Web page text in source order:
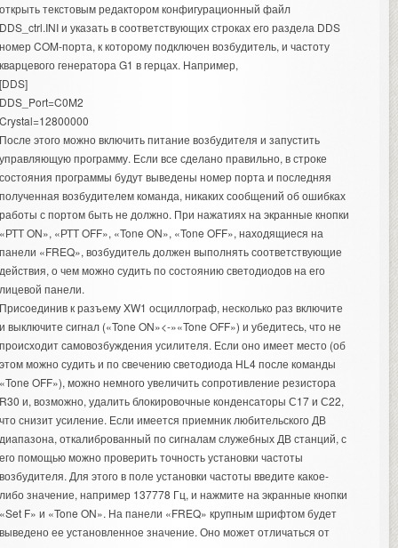
текстовым редактором конфигурационный файл
и указать в соответствующих строках его раздела DDS
COM-порта, к которому подключен возбудитель, и частоту
генератора G1 в герцах. Например,
этого можно включить питание возбудителя и запустить
программу. Если все сделано правильно, в строке
программы будут выведены номер порта и последняя
возбудителем команда, никаких сообщений об ошибках
с портом быть не должно. При нажатиях на экранные кнопки
ON», «РТТ OFF», «Tone ON», «Tone OFF», находящиеся на
«FREQ», возбудитель должен выполнять соответствующие
о чем можно судить по состоянию светодиодов на его
панели.
к разъему XW1 осциллограф, несколько раз включите
выключите сигнал («Tone ON»<-»«Tone OFF») и убедитесь, что не
самовозбуждения усилителя. Если оно имеет место (об
можно судить и по свечению светодиода HL4 после команды
OFF»), можно немного увеличить сопротивление резистора
и, возможно, удалить блокировочные конденсаторы С17 и С22,
снизит усиление. Если имеется приемник любительского ДВ
откалиброванный по сигналам служебных ДВ станций, с
помощью можно проверить точность установки частоты
Для этого в поле установки частоты введите какое-
значение, например 137778 Гц, и нажмите на экранные кнопки
F» и «Tone ON». На панели «FREQ» крупным шрифтом будет
ее установленное значение. Оно может отличаться от